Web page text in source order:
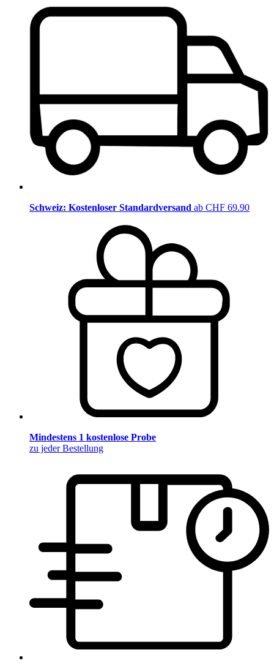
Schweiz: Kostenloser Standardversand ab CHF 69.90
Mindestens 1 kostenlose Probe
zu jeder Bestellung